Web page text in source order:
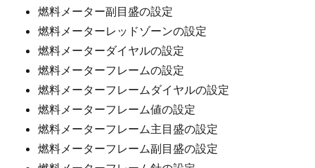
燃料メーター副目盛の設定
燃料メーターレッドゾーンの設定
燃料メーターダイヤルの設定
燃料メーターフレームの設定
燃料メーターフレームダイヤルの設定
燃料メーターフレーム値の設定
燃料メーターフレーム主目盛の設定
燃料メーターフレーム副目盛の設定